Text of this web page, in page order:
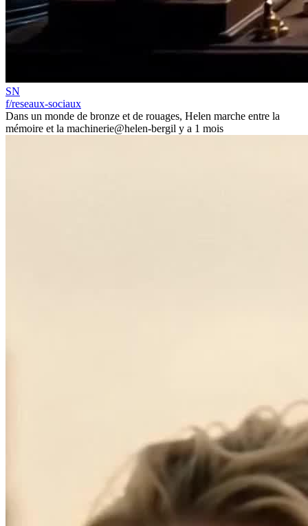
SN
f/reseaux-sociaux
Dans un monde de bronze et de rouages, Helen marche entre la
mémoire et la machinerie@helen-bergil y a 1 mois